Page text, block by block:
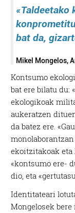
bat da,
Mikel Mongelos,
Kontsumo
bat ere bilatu du:
ekologikoak
aukeratzen
da batez ere.
ekoitzitakoak
«kontsumo ere-
dio, eta
Identitateari
Mongelosek